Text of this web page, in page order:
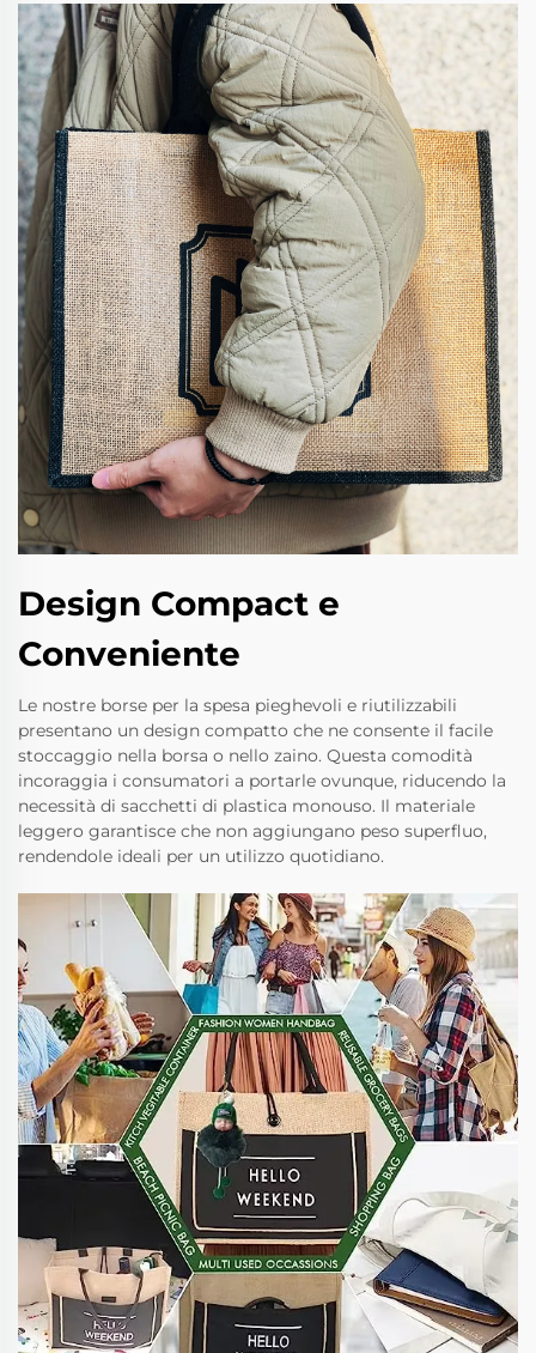
Design Compact e
Conveniente
Le nostre borse per la spesa pieghevoli e riutilizzabili
presentano un design compatto che ne consente il facile
stoccaggio nella borsa o nello zaino. Questa comodità
incoraggia i consumatori a portarle ovunque, riducendo la
necessità di sacchetti di plastica monouso. Il materiale
leggero garantisce che non aggiungano peso superfluo,
rendendole ideali per un utilizzo quotidiano.